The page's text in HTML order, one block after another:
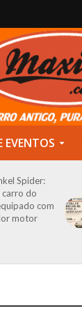
EVENTOS
Spider:
do
com
motor